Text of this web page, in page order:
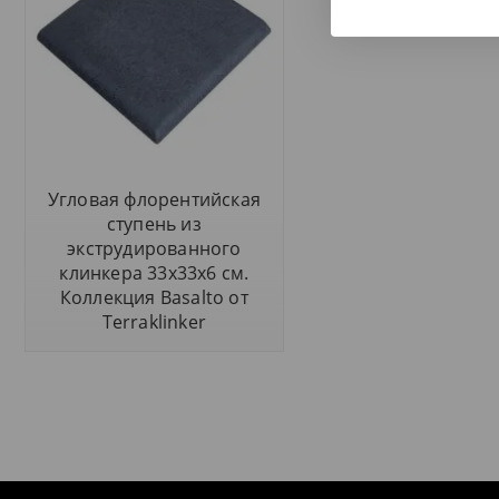
Угловая флорентийская
ступень из
экструдированного
клинкера 33x33x6 см.
Коллекция Basalto от
Terraklinker